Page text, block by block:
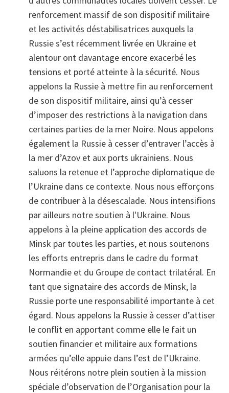
renforcement massif de son dispositif militaire
et les activités déstabilisatrices auxquels la
Russie s’est récemment livrée en Ukraine et
alentour ont davantage encore exacerbé les
tensions et porté atteinte à la sécurité. Nous
appelons la Russie à mettre fin au renforcement
de son dispositif militaire, ainsi qu’à cesser
d’imposer des restrictions à la navigation dans
certaines parties de la mer Noire. Nous appelons
également la Russie à cesser d’entraver l’accès à
la mer d’Azov et aux ports ukrainiens. Nous
saluons la retenue et l’approche diplomatique de
l’Ukraine dans ce contexte. Nous nous efforçons
de contribuer à la désescalade. Nous intensifions
par ailleurs notre soutien à l'Ukraine. Nous
appelons à la pleine application des accords de
Minsk par toutes les parties, et nous soutenons
les efforts entrepris dans le cadre du format
Normandie et du Groupe de contact trilatéral. En
tant que signataire des accords de Minsk, la
Russie porte une responsabilité importante à cet
égard. Nous appelons la Russie à cesser d’attiser
le conflit en apportant comme elle le fait un
soutien financier et militaire aux formations
armées qu’elle appuie dans l’est de l’Ukraine.
Nous réitérons notre plein soutien à la mission
spéciale d’observation de l’Organisation pour la